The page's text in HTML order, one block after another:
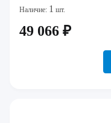
Наличие: 1 шт.
49 066 ₽